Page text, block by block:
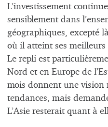
L’investissement
sensiblement dans
géographiques, excepté
où il atteint ses meilleurs
Le repli est
Nord et en Europe de
mois donnent une vision
tendances, mais
L’Asie resterait quant à